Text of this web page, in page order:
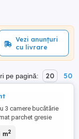
Vezi anunțuri
cu livrare
pe pagină: 20 50
3 camere bucătărie
parchet gresie
localitate
m2